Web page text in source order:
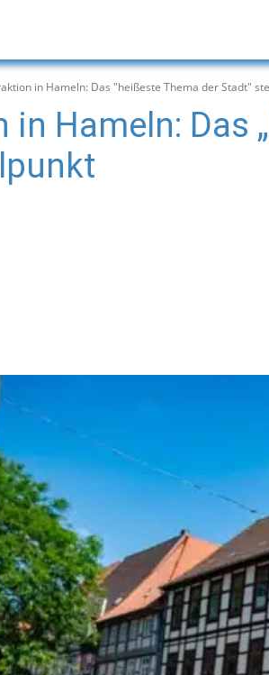
in Hameln: Das "heißeste Thema der Stadt"
Hameln: Das